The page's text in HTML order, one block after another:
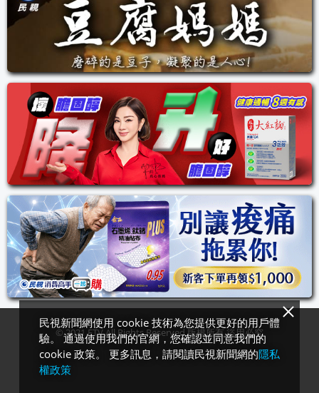
© 2021 FTV All Rights Reserved 版權所有‧盜用必究
民視新聞網使用 cookie 技術為您提供更好的用戶體
驗。 通過使用我們的官網，您確認並同意我們的
cookie 政策。 更多訊息，請閱讀民視新聞網的隱私
權政策